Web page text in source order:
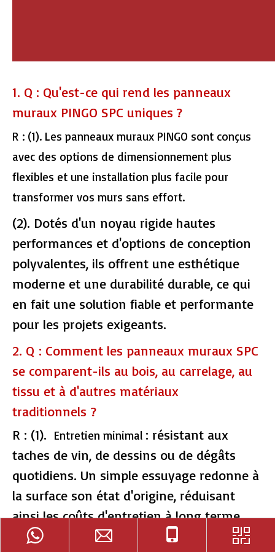
1. Q : Qu'est-ce qui rend les panneaux
muraux PINGO SPC uniques ?
R : (1). Les panneaux muraux PINGO sont conçus
avec des options de dimensionnement plus
flexibles et une installation plus facile pour
transformer vos murs sans effort.
(2). Dotés d'un noyau rigide hautes
performances et d'options de conception
polyvalentes, ils offrent une esthétique
moderne et une durabilité durable, ce qui
en fait une solution fiable et performante
pour les projets exigeants.
2. Q : Comment les panneaux muraux SPC
se comparent-ils au bois, au carrelage, au
tissu et à d'autres matériaux
traditionnels ?
R : (1). Entretien minimal : résistant aux
taches de vin, de dessins ou de dégâts
quotidiens. Un simple essuyage redonne à
la surface son état d'origine, réduisant
ainsi les coûts d'entretien à long terme.
(2). Installation simplifiée : plusieurs